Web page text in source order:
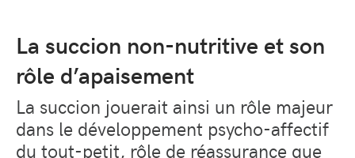
La succion non-nutritive et son
rôle d’apaisement
La succion jouerait ainsi un rôle majeur
dans le développement psycho-affectif
du tout-petit, rôle de réassurance que